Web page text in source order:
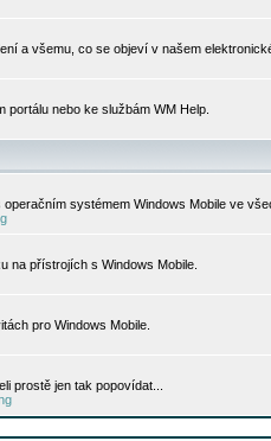
a všemu, co se objeví v našem
portálu nebo ke službám WM Help.
systémem Windows Mobile ve
na přístrojích s Windows Mobile.
pro Windows Mobile.
prostě jen tak popovídat...